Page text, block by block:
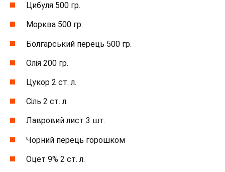
Цибуля 500 гр.
Морква 500 гр.
Болгарський перець 500 гр.
Олія 200 гр.
Цукор 2 ст. л.
Сіль 2 ст. л.
Лавровий лист 3 шт.
Чорний перець горошком
Оцет 9% 2 ст. л.